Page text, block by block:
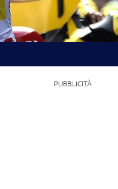
PUBBLICITÀ